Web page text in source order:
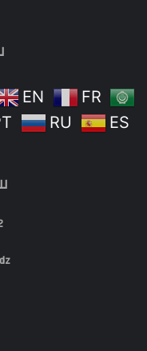
EN
FR
RU ES